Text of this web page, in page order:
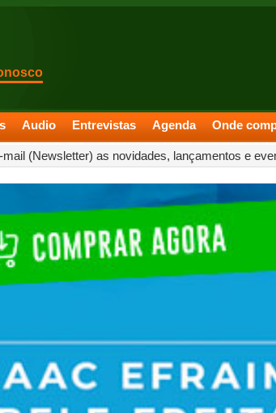
Audio Entrevistas Agenda Onde
(Newsletter) as novidades, lançamentos e